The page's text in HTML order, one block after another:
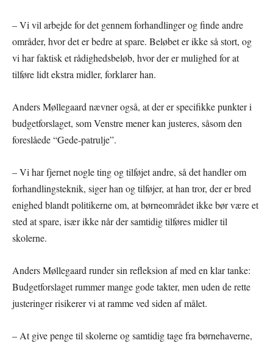
– Vi vil arbejde for det gennem forhandlinger og finde andre
områder, hvor det er bedre at spare. Beløbet er ikke så stort, og
vi har faktisk et rådighedsbeløb, hvor der er mulighed for at
tilføre lidt ekstra midler, forklarer han.
Anders Møllegaard nævner også, at der er specifikke punkter i
budgetforslaget, som Venstre mener kan justeres, såsom den
foreslåede “Gede-patrulje”.
– Vi har fjernet nogle ting og tilføjet andre, så det handler om
forhandlingsteknik, siger han og tilføjer, at han tror, der er bred
enighed blandt politikerne om, at børneområdet ikke bør være et
sted at spare, især ikke når der samtidig tilføres midler til
skolerne.
Anders Møllegaard runder sin refleksion af med en klar tanke:
Budgetforslaget rummer mange gode takter, men uden de rette
justeringer risikerer vi at ramme ved siden af målet.
– At give penge til skolerne og samtidig tage fra børnehaverne,